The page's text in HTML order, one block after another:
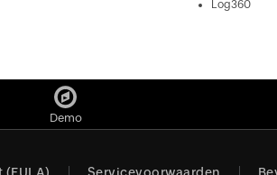
Log360
Demo